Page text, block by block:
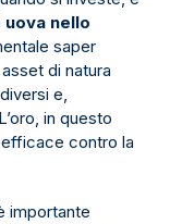
nello
saper
di natura
e,
in questo
contro la
importante